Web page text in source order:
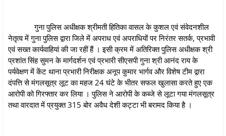
गुना पुलिस अधीक्षक श्रीमती हितिका वासल के कुशल एवं संवेदनशील
नेतृत्व में गुना पुलिस द्वारा जिले में अपराध एवं अपराधियों पर निरंतर सतर्क, प्रभावी
एवं सख्त कार्यवाहियां की जा रहीं हैं । इसी क्रम में अतिरिक्त पुलिस अधीक्षक श्री
प्रशांत सिंह सुमन के मार्गदर्शन एवं प्रभारी सीएसपी गुना श्री आनंद राय के
पर्यवेक्षण में केंट थाना प्रभारी निरीक्षक अनूप कुमार भार्गव और विशेष टीम द्वारा
दंपत्ति से मंगलसूत्र लूट का महज 24 घंटे के भीतर सफल खुलासा करते हुए एक
आरोपी को गिरफ्तार कर लिया । पुलिस ने आरोपी के कब्जे से लूटा गया मंगलसूत्र
तथा वारदात में प्रयुक्त 315 बोर अवैध देशी कट्टा भी बरामद किया है ।